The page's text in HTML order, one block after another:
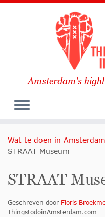
Amsterdam's
Wat te doen in Amsterdam
STRAAT Museum
STRAAT
Geschreven door Floris
ThingstodoinAmsterdam.com